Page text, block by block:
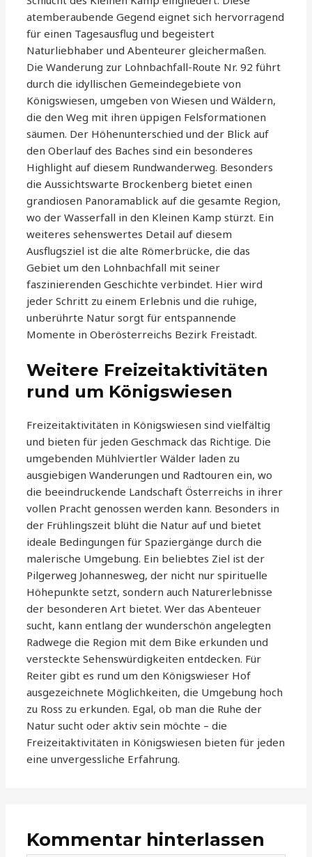
atemberaubende Gegend eignet sich hervorragend
für einen Tagesausflug und begeistert
Naturliebhaber und Abenteurer gleichermaßen.
Die Wanderung zur Lohnbachfall-Route Nr. 92 führt
durch die idyllischen Gemeindegebiete von
Königswiesen, umgeben von Wiesen und Wäldern,
die den Weg mit ihren üppigen Felsformationen
säumen. Der Höhenunterschied und der Blick auf
den Oberlauf des Baches sind ein besonderes
Highlight auf diesem Rundwanderweg. Besonders
die Aussichtswarte Brockenberg bietet einen
grandiosen Panoramablick auf die gesamte Region,
wo der Wasserfall in den Kleinen Kamp stürzt. Ein
weiteres sehenswertes Detail auf diesem
Ausflugsziel ist die alte Römerbrücke, die das
Gebiet um den Lohnbachfall mit seiner
faszinierenden Geschichte verbindet. Hier wird
jeder Schritt zu einem Erlebnis und die ruhige,
unberührte Natur sorgt für entspannende
Momente in Oberösterreichs Bezirk Freistadt.
Weitere Freizeitaktivitäten
rund um Königswiesen
Freizeitaktivitäten in Königswiesen sind vielfältig
und bieten für jeden Geschmack das Richtige. Die
umgebenden Mühlviertler Wälder laden zu
ausgiebigen Wanderungen und Radtouren ein, wo
die beeindruckende Landschaft Österreichs in ihrer
vollen Pracht genossen werden kann. Besonders in
der Frühlingszeit blüht die Natur auf und bietet
ideale Bedingungen für Spaziergänge durch die
malerische Umgebung. Ein beliebtes Ziel ist der
Pilgerweg Johannesweg, der nicht nur spirituelle
Höhepunkte setzt, sondern auch Naturerlebnisse
der besonderen Art bietet. Wer das Abenteuer
sucht, kann entlang der wunderschön angelegten
Radwege die Region mit dem Bike erkunden und
versteckte Sehenswürdigkeiten entdecken. Für
Reiter gibt es rund um den Königswieser Hof
ausgezeichnete Möglichkeiten, die Umgebung hoch
zu Ross zu erkunden. Egal, ob man die Ruhe der
Natur sucht oder aktiv sein möchte – die
Freizeitaktivitäten in Königswiesen bieten für jeden
eine unvergessliche Erfahrung.
Kommentar hinterlassen